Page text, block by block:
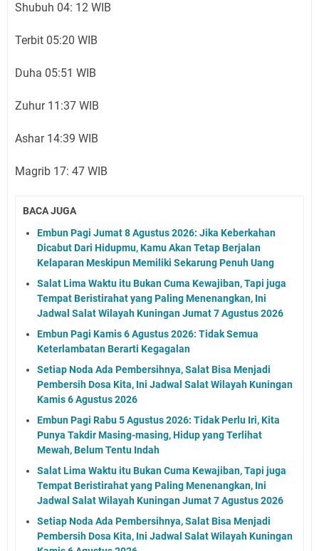
Shubuh 04: 12 WIB
Terbit 05:20 WIB
Duha 05:51 WIB
Zuhur 11:37 WIB
Ashar 14:39 WIB
Magrib 17: 47 WIB
BACA JUGA
Embun Pagi Jumat 8 Agustus 2026: Jika Keberkahan
Dicabut Dari Hidupmu, Kamu Akan Tetap Berjalan
Kelaparan Meskipun Memiliki Sekarung Penuh Uang
Salat Lima Waktu itu Bukan Cuma Kewajiban, Tapi juga
Tempat Beristirahat yang Paling Menenangkan, Ini
Jadwal Salat Wilayah Kuningan Jumat 7 Agustus 2026
Embun Pagi Kamis 6 Agustus 2026: Tidak Semua
Keterlambatan Berarti Kegagalan
Setiap Noda Ada Pembersihnya, Salat Bisa Menjadi
Pembersih Dosa Kita, Ini Jadwal Salat Wilayah Kuningan
Kamis 6 Agustus 2026
Embun Pagi Rabu 5 Agustus 2026: Tidak Perlu Iri, Kita
Punya Takdir Masing-masing, Hidup yang Terlihat
Mewah, Belum Tentu Indah
Salat Lima Waktu itu Bukan Cuma Kewajiban, Tapi juga
Tempat Beristirahat yang Paling Menenangkan, Ini
Jadwal Salat Wilayah Kuningan Jumat 7 Agustus 2026
Setiap Noda Ada Pembersihnya, Salat Bisa Menjadi
Pembersih Dosa Kita, Ini Jadwal Salat Wilayah Kuningan